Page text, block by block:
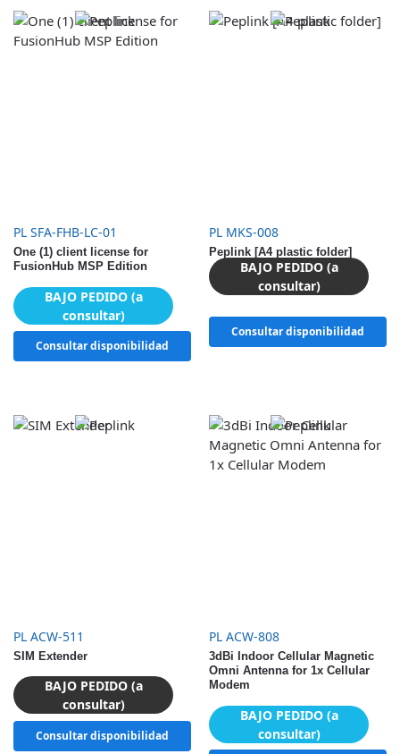
PL SFA-FHB-LC-01
One (1) client license for
FusionHub MSP Edition
Consultar disponibilidad
BAJO PEDIDO (a
consultar)
PL MKS-008
Peplink [A4 plastic folder]
Consultar disponibilidad
BAJO PEDIDO (a
consultar)
PL ACW-511
SIM Extender
Consultar disponibilidad
BAJO PEDIDO (a
consultar)
PL ACW-808
3dBi Indoor Cellular Magnetic
Omni Antenna for 1x Cellular
Modem
BAJO PEDIDO (a
consultar)